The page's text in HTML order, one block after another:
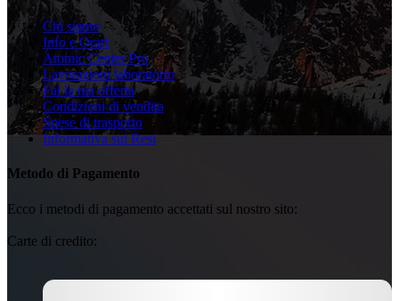
Chi siamo
Info e Orari
Atomic Center Pro
Lavorazioni laboratorio
Fai la tua offerta
Condizioni di vendita
Spese di trasporto
Informativa sui Resi
Metodo di Pagamento
Ecco i metodi di pagamento accettati sul nostro sito:
Carte di credito: